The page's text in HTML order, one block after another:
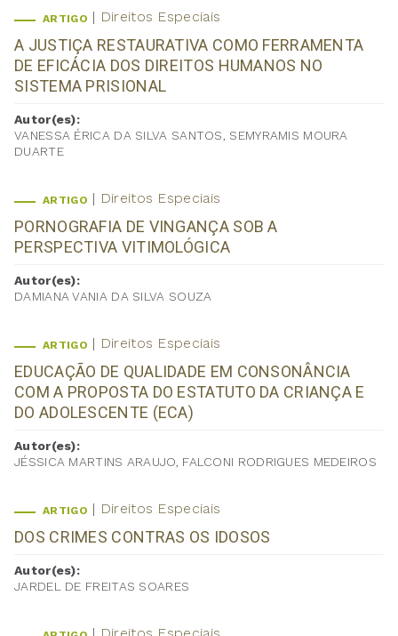
ARTIGO Direitos Especiais
A JUSTIÇA RESTAURATIVA COMO FERRAMENTA
DE EFICÁCIA DOS DIREITOS HUMANOS NO
SISTEMA PRISIONAL
Autor(es):
VANESSA ÉRICA DA SILVA SANTOS, SEMYRAMIS MOURA
DUARTE
ARTIGO Direitos Especiais
PORNOGRAFIA DE VINGANÇA SOB A
PERSPECTIVA VITIMOLÓGICA
Autor(es):
DAMIANA VANIA DA SILVA SOUZA
ARTIGO Direitos Especiais
EDUCAÇÃO DE QUALIDADE EM CONSONÂNCIA
COM A PROPOSTA DO ESTATUTO DA CRIANÇA E
DO ADOLESCENTE (ECA)
Autor(es):
JÉSSICA MARTINS ARAUJO, FALCONI RODRIGUES MEDEIROS
ARTIGO Direitos Especiais
DOS CRIMES CONTRAS OS IDOSOS
Autor(es):
JARDEL DE FREITAS SOARES